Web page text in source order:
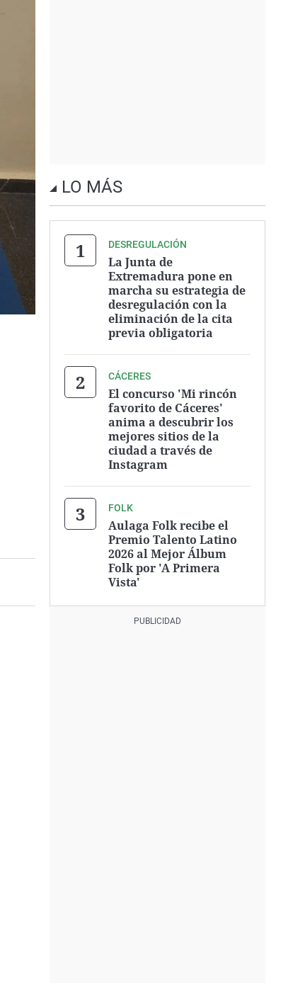
LO MÁS
DESREGULACIÓN
La Junta de
Extremadura pone en
marcha su estrategia de
desregulación con la
eliminación de la cita
previa obligatoria
CÁCERES
El concurso 'Mi rincón
favorito de Cáceres'
anima a descubrir los
mejores sitios de la
ciudad a través de
Instagram
FOLK
Aulaga Folk recibe el
Premio Talento Latino
2026 al Mejor Álbum
Folk por 'A Primera
Vista'